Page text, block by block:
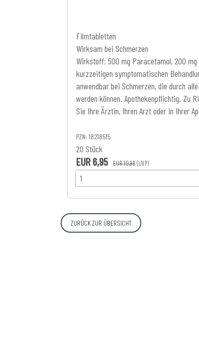
Filmtabletten
Wirksam bei Schmerzen
Wirkstoff: 500 mg Paracetamol, 200 mg
kurzzeitigen symptomatischen
anwendbar bei Schmerzen, die durch
werden können. Apothekenpflichtig. Zu
Sie Ihre Ärztin, Ihren Arzt oder in Ihrer
PZN: 18218515
20 Stück
EUR 6,95 EUR 10,98(UVP)
ZURÜCK ZUR ÜBERSICHT